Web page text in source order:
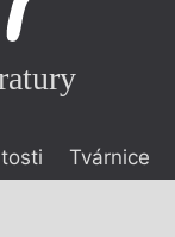
Tvárnice